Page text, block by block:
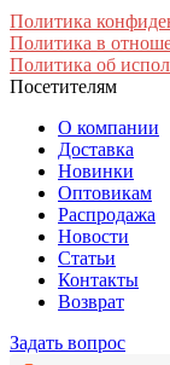
Политика
Политика в
Политика об
Посетителям
О компании
Доставка
Новинки
Оптовикам
Распродажа
Новости
Статьи
Контакты
Возврат
Задать вопрос